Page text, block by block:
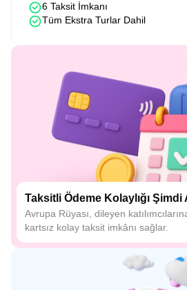
6 Taksit İmkanı
Tüm Ekstra Turlar Dahil
Taksitli Ödeme Kolaylığı Şimdi
Avrupa Rüyası, dileyen
kartsız kolay taksit imkânı sağlar.